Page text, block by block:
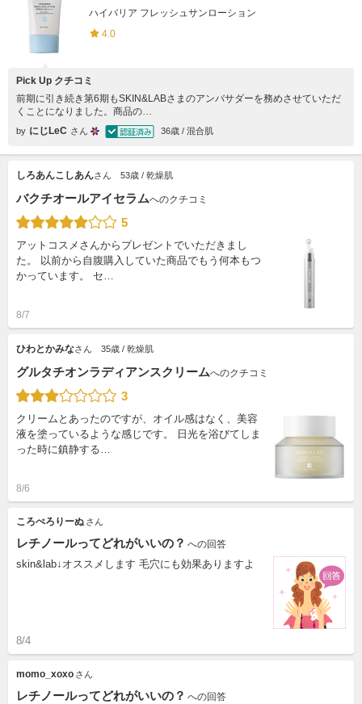
ハイバリア フレッシュサンローション
4.0
Pick Up クチコミ
前期に引き続き第6期もSKIN&LABさまのアンバサダーを務めさせていただ
くことになりました。商品の…
by にじLeC さん 36歳 / 混合肌
しろあんこしあんさん 53歳 / 乾燥肌
バクチオールアイセラムへのクチコミ
5
アットコスメさんからプレゼントでいただきまし
た。 以前から自腹購入していた商品でもう何本もつ
かっています。 セ…
8/7
ひわとかみなさん 35歳 / 乾燥肌
グルタチオンラディアンスクリームへのクチコミ
3
クリームとあったのですが、オイル感はなく、美容
液を塗っているような感じです。 日光を浴びてしま
った時に鎮静する…
8/6
ころぺろりーぬ さん
レチノールってどれがいいの？ への回答
skin&lab↓オススメします 毛穴にも効果ありますよ
8/4
momo_xoxo さん
レチノールってどれがいいの？ への回答